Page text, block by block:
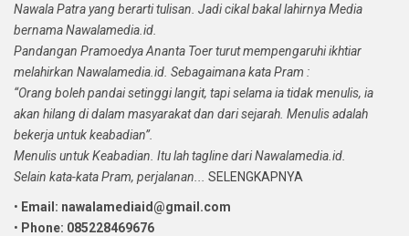
Nawala Patra yang berarti tulisan. Jadi cikal bakal lahirnya Media
bernama Nawalamedia.id.
Pandangan Pramoedya Ananta Toer turut mempengaruhi ikhtiar
melahirkan Nawalamedia.id. Sebagaimana kata Pram :
“Orang boleh pandai setinggi langit, tapi selama ia tidak menulis, ia
akan hilang di dalam masyarakat dan dari sejarah. Menulis adalah
bekerja untuk keabadian”.
Menulis untuk Keabadian. Itu lah tagline dari Nawalamedia.id.
Selain kata-kata Pram, perjalanan...
SELENGKAPNYA
• Email: nawalamediaid@gmail.com
• Phone: 085228469676